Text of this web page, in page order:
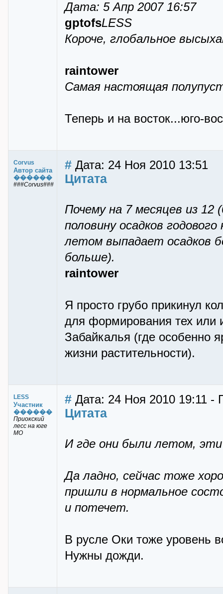
Дата: 5 Апр 2007 16:57
gptofsLESS
Короче, глобальное
raintower
Самая настоящая
Теперь и на восток...юго-
Corvus
Автор сайта
������
###Corvus###
# Дата: 24 Ноя 2010 13:51
Цитата
Почему на 7 месяцев из
половину осадков
летом выпадает осадков
больше).
raintower
Я просто грубо прикинул
для формирования тех или
Забайкалья (где особенно
жизни растительности).
LESS
Участник
������
Приокский
лесс на юге
МО
# Дата: 24 Ноя 2010 19:11 -
Цитата
И где они были летом,
Да ладно, сейчас тоже
пришли в нормальное
и потечет.
В русле Оки тоже уровень
Нужны дожди.